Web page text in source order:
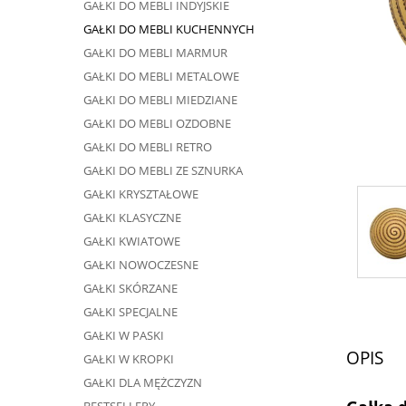
GAŁKI DO MEBLI INDYJSKIE
GAŁKI DO MEBLI KUCHENNYCH
GAŁKI DO MEBLI MARMUR
GAŁKI DO MEBLI METALOWE
GAŁKI DO MEBLI MIEDZIANE
GAŁKI DO MEBLI OZDOBNE
GAŁKI DO MEBLI RETRO
GAŁKI DO MEBLI ZE SZNURKA
GAŁKI KRYSZTAŁOWE
GAŁKI KLASYCZNE
GAŁKI KWIATOWE
GAŁKI NOWOCZESNE
GAŁKI SKÓRZANE
GAŁKI SPECJALNE
GAŁKI W PASKI
GAŁKI W KROPKI
GAŁKI DLA MĘŻCZYZN
OPIS